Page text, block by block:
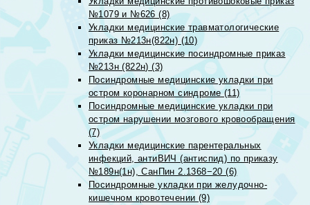
№1079 и №626 (8)
Укладки медицинские травматологические
приказ №213н(822н) (10)
Укладки медицинские посиндромные приказ
№213н (822н) (3)
Посиндромные медицинские укладки при
остром коронарном синдроме (11)
Посиндромные медицинские укладки при
остром нарушении мозгового кровообращения
(7)
Укладки медицинские парентеральных
инфекций, антиВИЧ (антиспид) по приказу
№189н(1н), СанПин 2.1368−20 (6)
Посиндромные укладки при желудочно-
кишечном кровотечении (9)